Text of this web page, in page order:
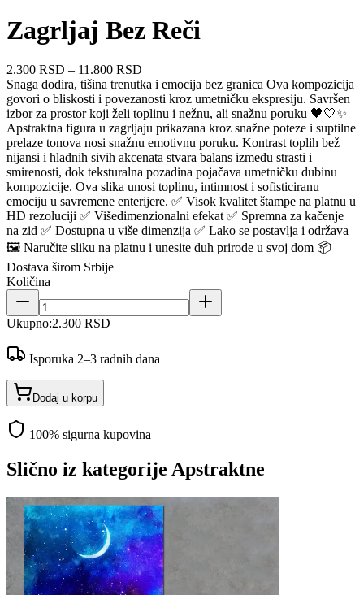
Zagrljaj Bez Reči
2.300 RSD – 11.800 RSD
Snaga dodira, tišina trenutka i emocija bez granica Ova kompozicija
govori o bliskosti i povezanosti kroz umetničku ekspresiju. Savršen
izbor za prostor koji želi toplinu i nežnu, ali snažnu poruku 🖤🤍✨
Apstraktna figura u zagrljaju prikazana kroz snažne poteze i suptilne
prelaze tonova nosi snažnu emotivnu poruku. Kontrast toplih bež
nijansi i hladnih sivih akcenata stvara balans između strasti i
smirenosti, dok teksturalna pozadina pojačava umetničku dubinu
kompozicije. Ova slika unosi toplinu, intimnost i sofisticiranu
emociju u savremene enterijere. ✅ Visok kvalitet štampe na platnu u
HD rezoluciji ✅ Višedimenzionalni efekat ✅ Spremna za kačenje
na zid ✅ Dostupna u više dimenzija ✅ Lako se postavlja i održava
🖼️ Naručite sliku na platnu i unesite duh prirode u svoj dom 📦
Dostava širom Srbije
Količina
Ukupno:2.300 RSD
Isporuka 2–3 radnih dana
Dodaj u korpu
100% sigurna kupovina
Slično iz kategorije Apstraktne